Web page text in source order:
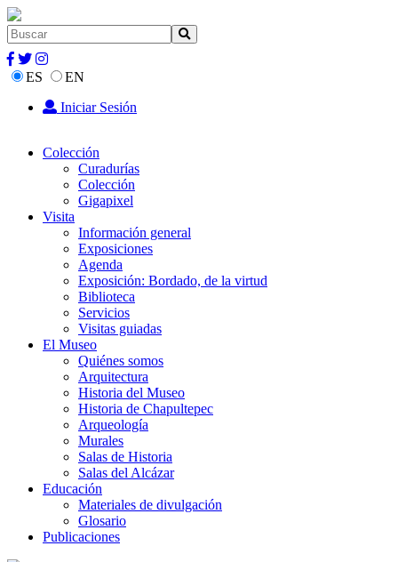
ES
EN
Iniciar Sesión
Colección
Curadurías
Colección
Gigapixel
Visita
Información general
Exposiciones
Agenda
Exposición: Bordado, de la virtud
Biblioteca
Servicios
Visitas guiadas
El Museo
Quiénes somos
Arquitectura
Historia del Museo
Historia de Chapultepec
Arqueología
Murales
Salas de Historia
Salas del Alcázar
Educación
Materiales de divulgación
Glosario
Publicaciones